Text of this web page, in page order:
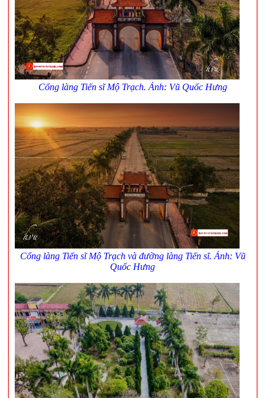
Cổng làng Tiến sĩ Mộ Trạch. Ảnh: Vũ Quốc Hưng
Cổng làng Tiến sĩ Mộ Trạch và đường làng Tiến sĩ. Ảnh: Vũ
Quốc Hưng